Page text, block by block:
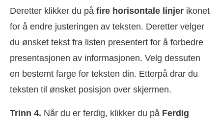
Deretter klikker du på fire horisontale linjer ikonet
for å endre justeringen av teksten. Deretter velger
du ønsket tekst fra listen presentert for å forbedre
presentasjonen av informasjonen. Velg dessuten
en bestemt farge for teksten din. Etterpå drar du
teksten til ønsket posisjon over skjermen.
Trinn 4. Når du er ferdig, klikker du på Ferdig